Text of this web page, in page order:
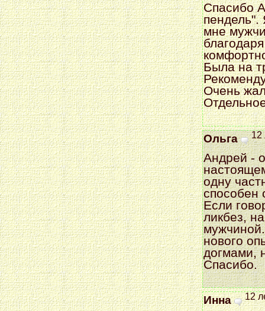
Спасибо
пендель".
мне
Была на
Очень
Ольга 12
Андрей -
одну
способен
Если
ликбез,
мужчиной.
нового
догмами,
Спасибо.
Инна 12